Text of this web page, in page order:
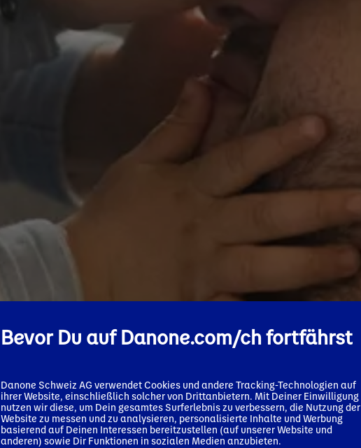
Bevor Du auf Danone.com/ch fortfährst
Danone Schweiz AG verwendet Cookies und andere Tracking-Technologien auf
ihrer Website, einschließlich solcher von Drittanbietern. Mit Deiner Einwilligung
nutzen wir diese, um Dein gesamtes Surferlebnis zu verbessern, die Nutzung der
Website zu messen und zu analysieren, personalisierte Inhalte und Werbung
basierend auf Deinen Interessen bereitzustellen (auf unserer Website und
anderen) sowie Dir Funktionen in sozialen Medien anzubieten.